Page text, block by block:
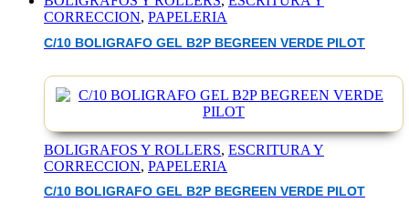
CORRECCION, PAPELERIA
C/10 BOLIGRAFO GEL B2P BEGREEN VERDE PILOT
BOLIGRAFOS Y ROLLERS, ESCRITURA Y
CORRECCION, PAPELERIA
C/10 BOLIGRAFO GEL B2P BEGREEN VERDE PILOT